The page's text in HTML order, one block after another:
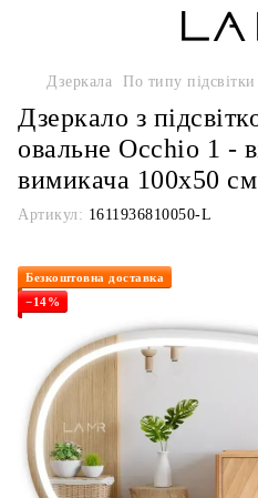
Дзеркала По типу підсвітки
Дзеркало з
овальне Occhio 1 -
вимикача 100х50
Артикул: 1611936810050-L
Безкоштовна доставка
−14%